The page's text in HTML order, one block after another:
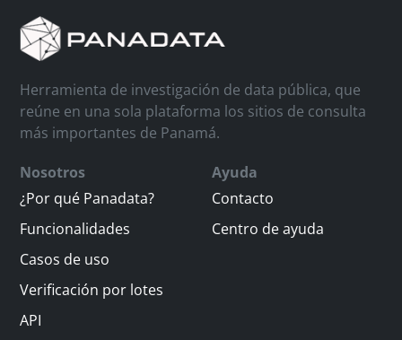
Herramienta de investigación de data pública, que
reúne en una sola plataforma los sitios de consulta
más importantes de Panamá.
Nosotros
¿Por qué Panadata?
Funcionalidades
Casos de uso
Verificación por lotes
API
Ayuda
Contacto
Centro de ayuda